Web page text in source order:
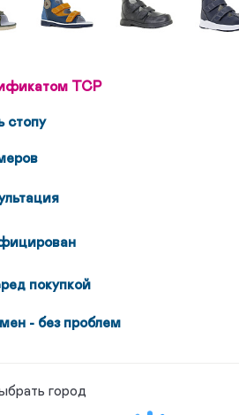
ТСР
стопу
покупкой
- без проблем
город